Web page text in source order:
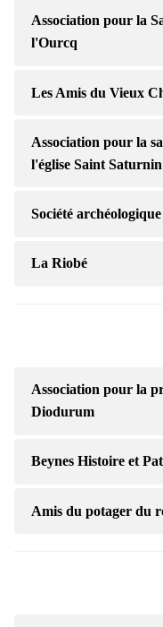
Association pour la
l'Ourcq
Les Amis du Vieux
Association pour la
l'église Saint Saturnin
Société
La Riobé
Association pour la
Diodurum
Beynes Histoire et
Amis du potager du